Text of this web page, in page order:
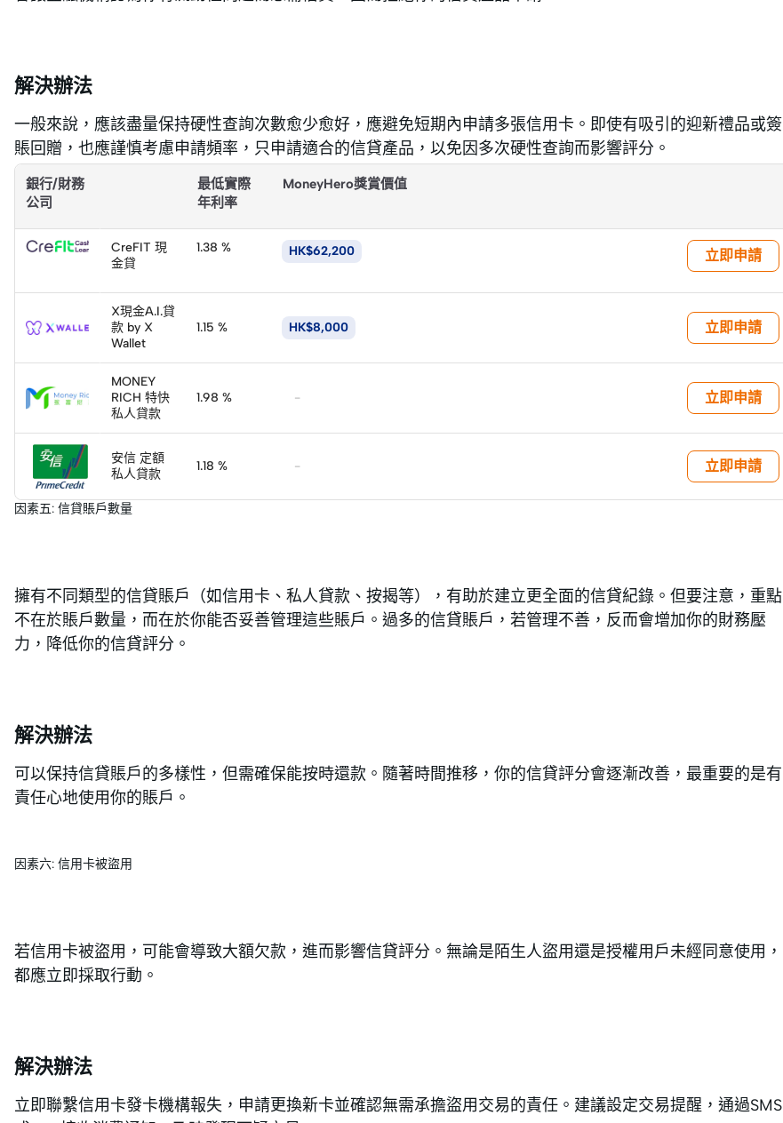
解決辦法
一般來說，應該盡量保持硬性查詢次數愈少愈好，應避免短期內申請多張信用卡。即使有吸引的迎新禮品或簽
賬回贈，也應謹慎考慮申請頻率，只申請適合的信貸產品，以免因多次硬性查詢而影響評分。
銀行/財務
公司
最低實際
年利率
MoneyHero獎賞價值
CreFIT 現
金貸
1.38 % HK$62,200 立即申請
X現金A.I.貸
款 by X
Wallet
1.15 % HK$8,000 立即申請
MONEY
RICH 特快
私人貸款
1.98 % - 立即申請
安信 定額
私人貸款
1.18 % - 立即申請
因素五: 信貸賬戶數量
擁有不同類型的信貸賬戶（如信用卡、私人貸款、按揭等），有助於建立更全面的信貸紀錄。但要注意，重點
不在於賬戶數量，而在於你能否妥善管理這些賬戶。過多的信貸賬戶，若管理不善，反而會增加你的財務壓
力，降低你的信貸評分。
解決辦法
可以保持信貸賬戶的多樣性，但需確保能按時還款。隨著時間推移，你的信貸評分會逐漸改善，最重要的是有
責任心地使用你的賬戶。
因素六: 信用卡被盜用
若信用卡被盜用，可能會導致大額欠款，進而影響信貸評分。無論是陌生人盜用還是授權用戶未經同意使用，
都應立即採取行動。
解決辦法
立即聯繫信用卡發卡機構報失，申請更換新卡並確認無需承擔盜用交易的責任。建議設定交易提醒，通過SMS